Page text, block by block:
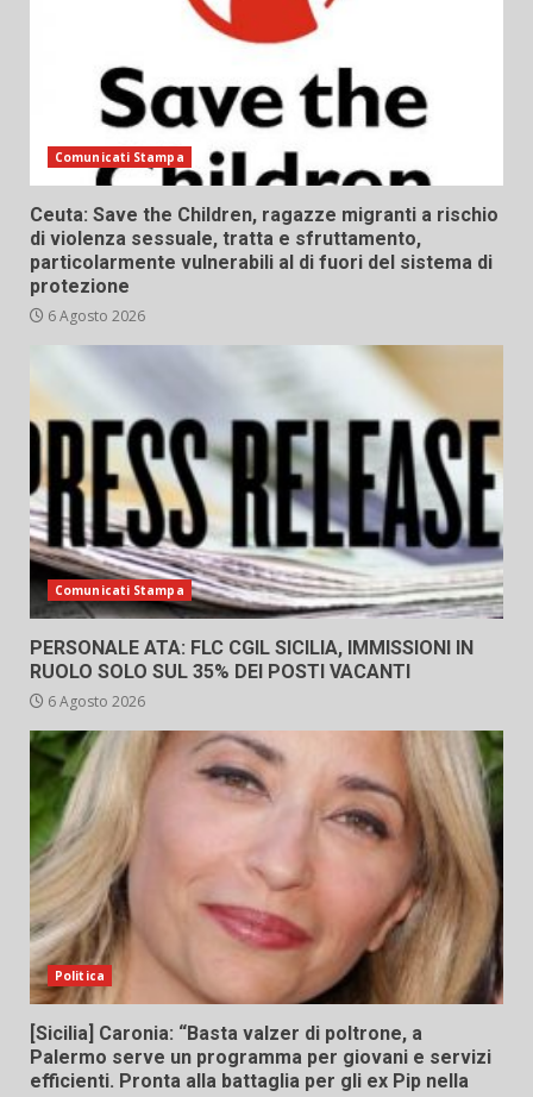
Comunicati Stampa
Ceuta: Save the Children, ragazze migranti a rischio
di violenza sessuale, tratta e sfruttamento,
particolarmente vulnerabili al di fuori del sistema di
protezione
6 Agosto 2026
Comunicati Stampa
PERSONALE ATA: FLC CGIL SICILIA, IMMISSIONI IN
RUOLO SOLO SUL 35% DEI POSTI VACANTI
6 Agosto 2026
Politica
[Sicilia] Caronia: “Basta valzer di poltrone, a
Palermo serve un programma per giovani e servizi
efficienti. Pronta alla battaglia per gli ex Pip nella